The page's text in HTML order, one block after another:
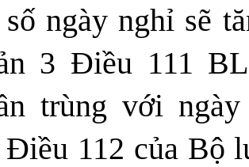
ngày nghỉ sẽ
3 Điều 111
trùng với
112 của Bộ